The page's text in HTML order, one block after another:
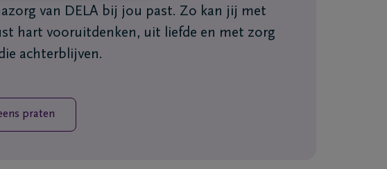
van DELA bij jou past. Zo kan jij met
hart vooruitdenken, uit liefde en met zorg
achterblijven.
praten